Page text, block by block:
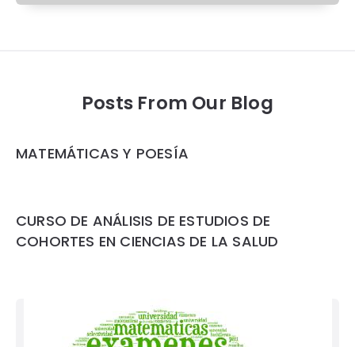
Posts From Our Blog
MATEMÁTICAS Y POESÍA
CURSO DE ANÁLISIS DE ESTUDIOS DE
COHORTES EN CIENCIAS DE LA SALUD